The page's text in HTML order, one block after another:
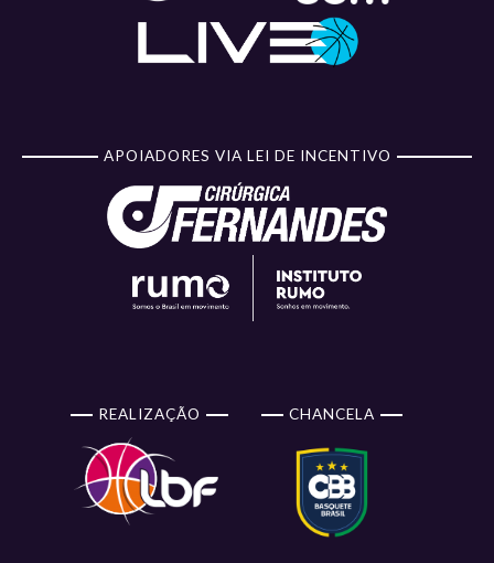
APOIADORES VIA LEI DE INCENTIVO
REALIZAÇÃO CHANCELA